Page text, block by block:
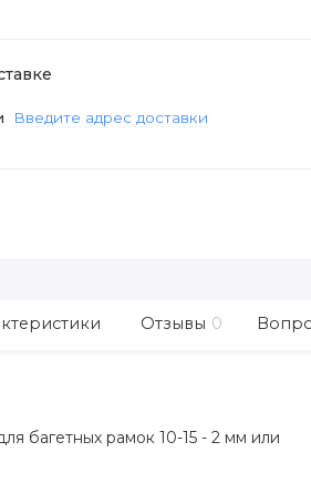
Введите адрес доставки
Отзывы 0
багетных рамок 10-15 - 2 мм или